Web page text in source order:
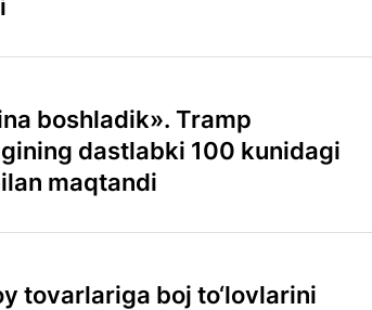
boshladik». Tramp
dastlabki 100 kunidagi
maqtandi
tovarlariga boj to‘lovlarini